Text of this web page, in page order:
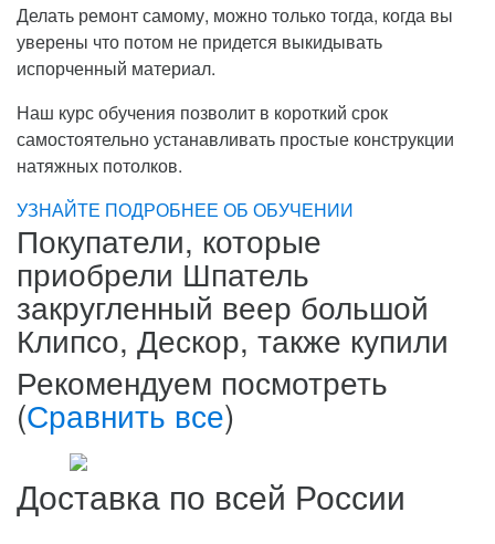
Делать ремонт самому, можно только тогда, когда вы
уверены что потом не придется выкидывать
испорченный материал.
Наш курс обучения позволит в короткий срок
самостоятельно устанавливать простые конструкции
натяжных потолков.
УЗНАЙТЕ ПОДРОБНЕЕ ОБ ОБУЧЕНИИ
Покупатели, которые
приобрели Шпатель
закругленный веер большой
Клипсо, Дескор, также купили
Рекомендуем посмотреть
(Сравнить все)
Доставка по всей России